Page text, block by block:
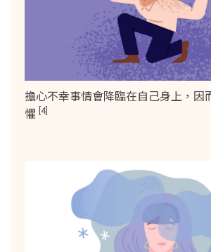
擔心不幸事情會降臨在自己身上，因
懼
[4]